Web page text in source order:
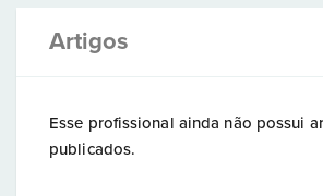
Artigos
Esse profissional ainda não possui
publicados.